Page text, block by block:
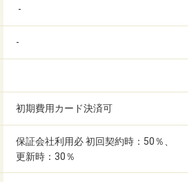
-
-
初期費用カード決済可
保証会社利用必 初回契約時：50％、
更新時：30％